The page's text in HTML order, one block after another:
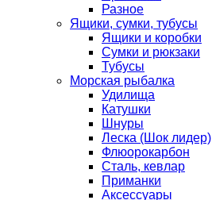
Разное
Ящики, сумки, тубусы
Ящики и коробки
Сумки и рюкзаки
Тубусы
Морская рыбалка
Удилища
Катушки
Шнуры
Леска (Шок лидер)
Флюорокарбон
Сталь, кевлар
Приманки
Аксессуары